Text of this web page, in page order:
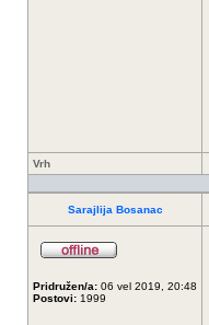
Vrh
Sarajlija Bosanac
Pridružen/a: 06 vel 2019, 20:48
Postovi: 1999